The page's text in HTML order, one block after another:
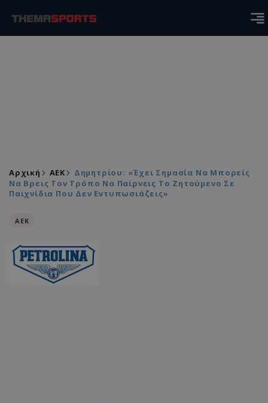
Αρχική ΑEK
Δημητρίου: «Έχει Σημασία Να Μπορείς
Να Βρεις Τον Τρόπο Να Παίρνεις Το Ζητούμενο Σε
Παιχνίδια Που Δεν Εντυπωσιάζεις»
ΑEK